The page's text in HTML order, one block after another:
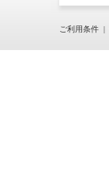
ご利用条件 |